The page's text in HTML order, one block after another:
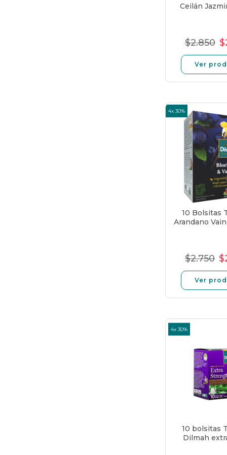
Ceilán
Precio
$2.850
Ver
10 Bolsitas
Arandano
Precio
$2.750
Ver
4x 30%
4x 30%
10 bolsitas
Dilmah